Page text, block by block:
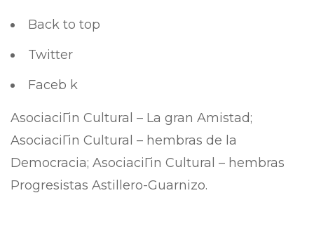
Back to top
Twitter
Faceb k
AsociaciГіn Cultural – La gran Amistad;
AsociaciГіn Cultural – hembras de la
Democracia; AsociaciГіn Cultural – hembras
Progresistas Astillero-Guarnizo.